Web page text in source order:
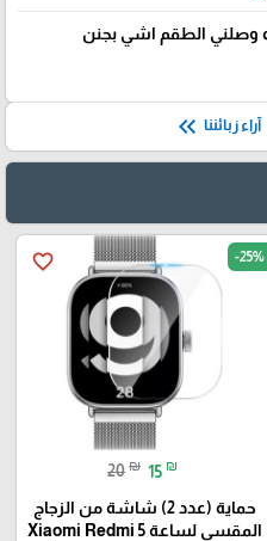
وصلني الطقم اشي بجنن
آراء زبائننا keyboard_double_arrow_left
favorite_border -25%
20 ₪ 15 ₪
حماية (عدد 2) شاشة من الزجاج
المقسى لساعة Xiaomi Redmi 5